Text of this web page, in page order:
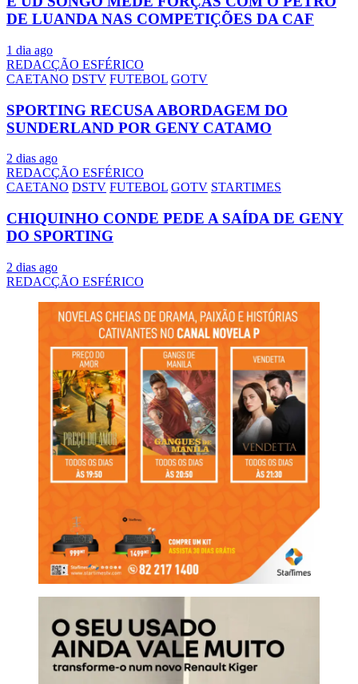
DE LUANDA NAS COMPETIÇÕES DA CAF
1 dia ago
REDACÇÃO ESFÉRICO
CAETANO DSTV FUTEBOL GOTV
SPORTING RECUSA ABORDAGEM DO
SUNDERLAND POR GENY CATAMO
2 dias ago
REDACÇÃO ESFÉRICO
CAETANO DSTV FUTEBOL GOTV STARTIMES
CHIQUINHO CONDE PEDE A SAÍDA DE GENY
DO SPORTING
2 dias ago
REDACÇÃO ESFÉRICO